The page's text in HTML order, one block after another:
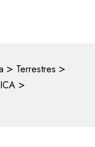
> Terrestres >
>